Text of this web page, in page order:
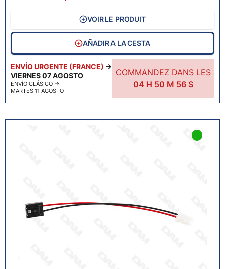
ENVÍO URGENTE (FRANCE) →
VIERNES 07 AGOSTO
ENVÍO CLÁSICO →
MARTES 11 AGOSTO
COMMANDEZ DANS LES
04 H 50 M 55 S
VOIR LE PRODUIT
AÑADIR A LA CESTA